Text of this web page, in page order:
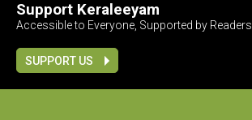
Support Keraleeyam
Accessible to Everyone, Supported by Readers
SUPPORT US